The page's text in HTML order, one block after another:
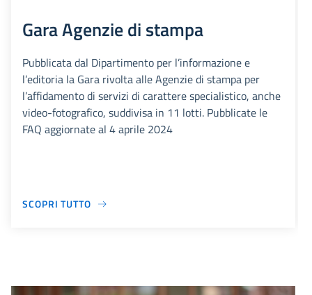
Gara Agenzie di stampa
Pubblicata dal Dipartimento per l’informazione e
l’editoria la Gara rivolta alle Agenzie di stampa per
l’affidamento di servizi di carattere specialistico, anche
video-fotografico, suddivisa in 11 lotti. Pubblicate le
FAQ aggiornate al 4 aprile 2024
SCOPRI TUTTO